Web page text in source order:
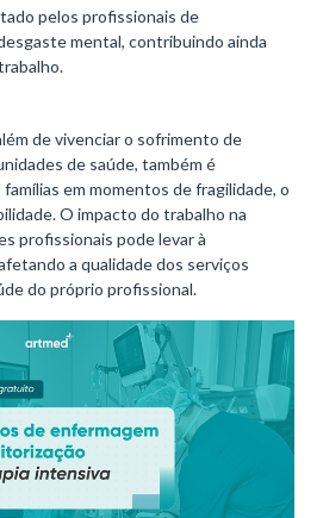
pelos profissionais de
mental, contribuindo ainda
de vivenciar o sofrimento de
de saúde, também é
em momentos de fragilidade, o
O impacto do trabalho na
profissionais pode levar à
a qualidade dos serviços
do próprio profissional.